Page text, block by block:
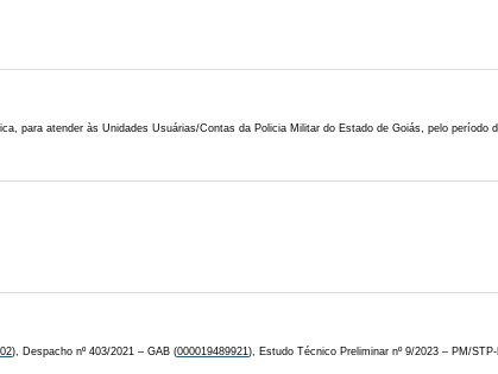
para atender às Unidades Usuárias/Contas da Policia Militar do Estado de Goiás, pelo período
), Despacho nº 403/2021 – GAB (000019489921), Estudo Técnico Preliminar nº 9/2023 – PM/